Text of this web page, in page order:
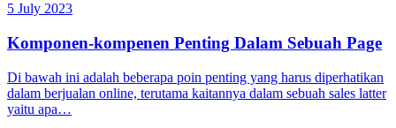
5 July 2023
Komponen-kompenen Penting Dalam Sebuah Page
Di bawah ini adalah beberapa poin penting yang harus diperhatikan
dalam berjualan online, terutama kaitannya dalam sebuah sales latter
yaitu apa…